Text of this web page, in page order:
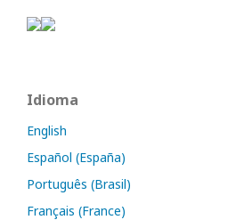
Idioma
English
Español (España)
Português (Brasil)
Français (France)